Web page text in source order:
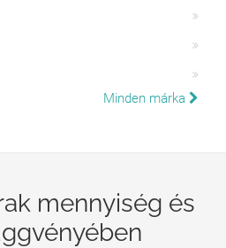
Minden márka
mennyiség és